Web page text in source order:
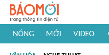
NÓNG MỚI VIDEO